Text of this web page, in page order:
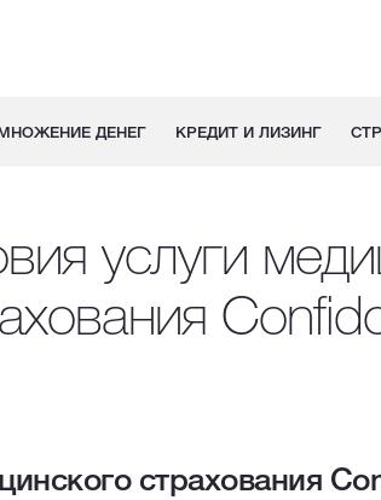
ДЕНЕГ КРЕДИТ И ЛИЗИНГ
услуги
страхования